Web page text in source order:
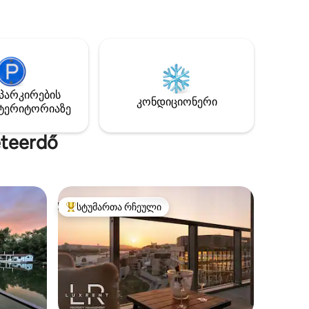
-
-
რეგულირებული არხი გადის.
ადგილობრივი ტურისტული
გადასახადი იხდება ცალკე, მისი
ოდენობაა 300 ფორინტი/ადამიანზე/
ღამეში.
კონდიციონერი
სტუმართა რჩეული მოწინავე ვარიანტი
სტუმართა რჩეული